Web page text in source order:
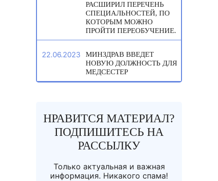
РАСШИРИЛ ПЕРЕЧЕНЬ
СПЕЦИАЛЬНОСТЕЙ, ПО
КОТОРЫМ МОЖНО
ПРОЙТИ ПЕРЕОБУЧЕНИЕ.
22.06.2023
МИНЗДРАВ ВВЕДЕТ
НОВУЮ ДОЛЖНОСТЬ ДЛЯ
МЕДСЕСТЕР
НРАВИТСЯ МАТЕРИАЛ?
ПОДПИШИТЕСЬ НА
РАССЫЛКУ
Только актуальная и важная
информация. Никакого спама!